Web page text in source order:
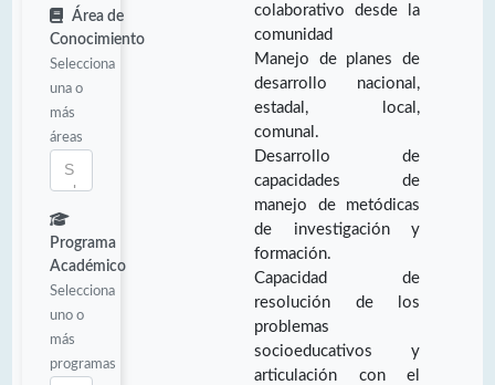
Área de
Conocimiento
Selecciona
una o
más
áreas
Programa
Académico
Selecciona
uno o
más
programas
colaborativo desde la
comunidad
Manejo de planes de
desarrollo nacional,
estadal, local,
comunal.
Desarrollo de
capacidades de
manejo de metódicas
de investigación y
formación.
Capacidad de
resolución de los
problemas
socioeducativos y
articulación con el